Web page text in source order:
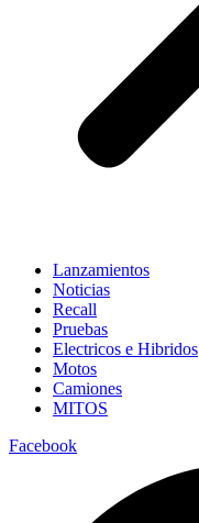
Lanzamientos
Noticias
Recall
Pruebas
Electricos e Hibridos
Motos
Camiones
MITOS
Facebook